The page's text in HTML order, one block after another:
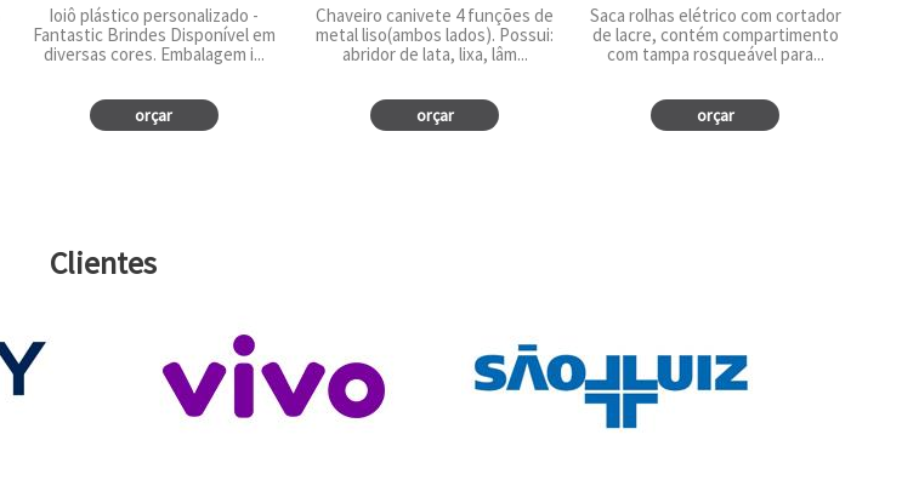
Ioiô plástico personalizado -
Fantastic Brindes Disponível em
diversas cores. Embalagem i...
orçar
Chaveiro canivete 4 funções de
metal liso(ambos lados). Possui:
abridor de lata, lixa, lâm...
orçar
Saca rolhas elétrico com cortador
de lacre, contém compartimento
com tampa rosqueável para...
orçar
Clientes